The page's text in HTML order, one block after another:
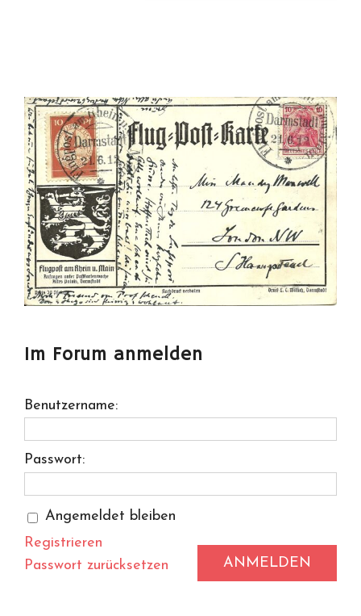
Im Forum anmelden
Benutzername:
Passwort:
Angemeldet bleiben
ANMELDEN
Registrieren
Passwort zurücksetzen